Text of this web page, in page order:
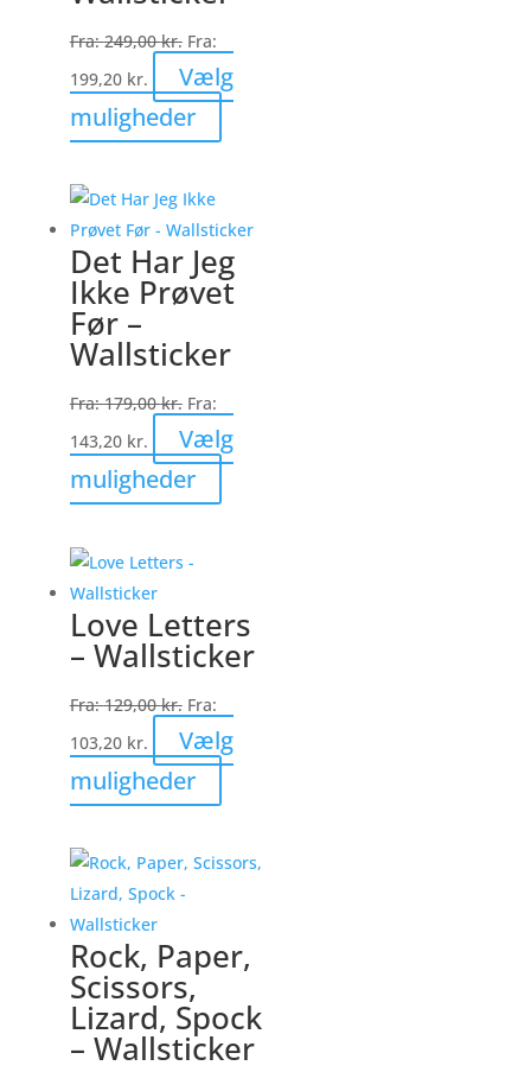
på
varesiden
Fra:249,00kr. Fra:
199,20 kr.
Vælg
muligheder
vare
varianter.
Mulighederne
kan
på
Det Har Jeg
Ikke Prøvet
Før –
Wallsticker
Fra:179,00kr. Fra:
143,20 kr.
Vælg
muligheder
vare
Mulighederne
kan
på
varesiden
Love Letters
– Wallsticker
Fra:129,00kr. Fra:
103,20 kr.
Vælg
muligheder
vare
flere
kan
på
varesiden
Rock, Paper,
Scissors,
Lizard, Spock
– Wallsticker